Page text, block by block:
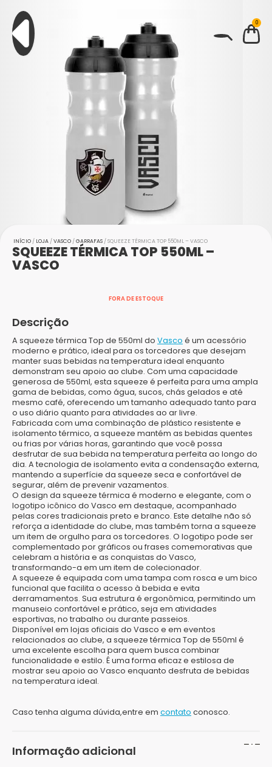
0
BUSCAR
INÍCIO / LOJA /VASCO /GARRAFAS / SQUEEZE TÉRMICA TOP 550ML – VASCO
SQUEEZE TÉRMICA TOP 550ML –
VASCO
FORA DE ESTOQUE
Descrição
A squeeze térmica Top de 550ml do Vasco é um acessório
moderno e prático, ideal para os torcedores que desejam
manter suas bebidas na temperatura ideal enquanto
demonstram seu apoio ao clube. Com uma capacidade
generosa de 550ml, esta squeeze é perfeita para uma ampla
gama de bebidas, como água, sucos, chás gelados e até
mesmo café, oferecendo um tamanho adequado tanto para
o uso diário quanto para atividades ao ar livre.
Fabricada com uma combinação de plástico resistente e
isolamento térmico, a squeeze mantém as bebidas quentes
ou frias por várias horas, garantindo que você possa
desfrutar de sua bebida na temperatura perfeita ao longo do
dia. A tecnologia de isolamento evita a condensação externa,
mantendo a superfície da squeeze seca e confortável de
segurar, além de prevenir vazamentos.
O design da squeeze térmica é moderno e elegante, com o
logotipo icônico do Vasco em destaque, acompanhado
pelas cores tradicionais preto e branco. Este detalhe não só
reforça a identidade do clube, mas também torna a squeeze
um item de orgulho para os torcedores. O logotipo pode ser
complementado por gráficos ou frases comemorativas que
celebram a história e as conquistas do Vasco,
transformando-a em um item de colecionador.
A squeeze é equipada com uma tampa com rosca e um bico
funcional que facilita o acesso à bebida e evita
derramamentos. Sua estrutura é ergonômica, permitindo um
manuseio confortável e prático, seja em atividades
esportivas, no trabalho ou durante passeios.
Disponível em lojas oficiais do Vasco e em eventos
relacionados ao clube, a squeeze térmica Top de 550ml é
uma excelente escolha para quem busca combinar
funcionalidade e estilo. É uma forma eficaz e estilosa de
mostrar seu apoio ao Vasco enquanto desfruta de bebidas
na temperatura ideal.
Caso tenha alguma dúvida,entre em contato conosco.
Informação adicional